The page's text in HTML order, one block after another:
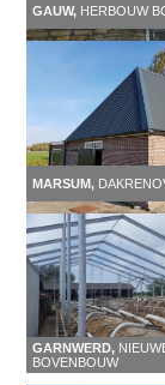
GAUW, HERBOUW
MARSUM,
GARNWERD,
BOVENBOUW